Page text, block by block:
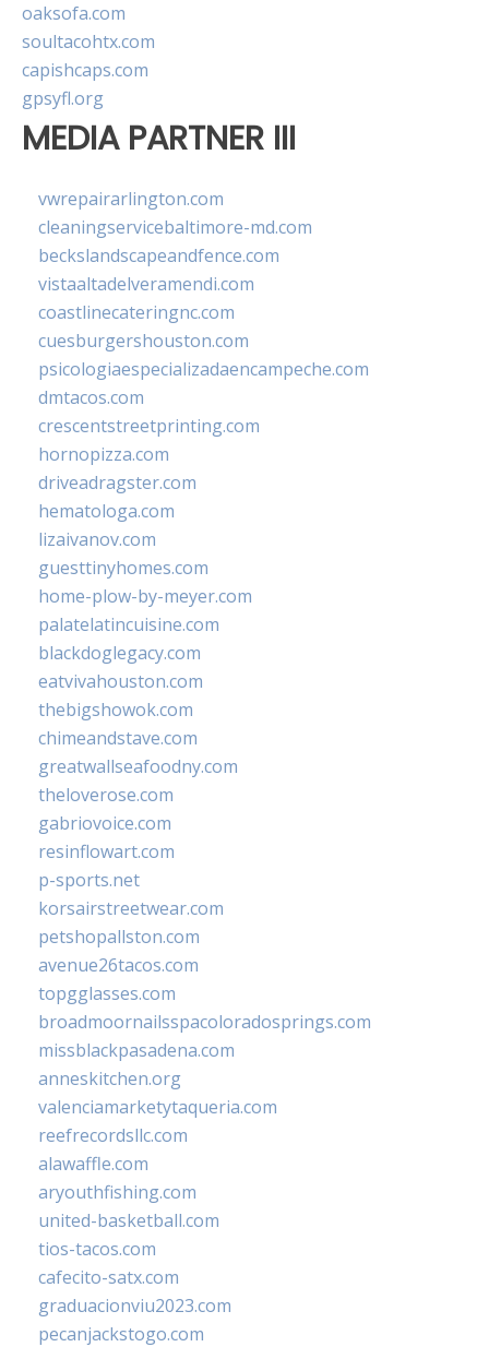
oaksofa.com
soultacohtx.com
capishcaps.com
gpsyfl.org
MEDIA PARTNER III
vwrepairarlington.com
cleaningservicebaltimore-md.com
beckslandscapeandfence.com
vistaaltadelveramendi.com
coastlinecateringnc.com
cuesburgershouston.com
psicologiaespecializadaencampeche.com
dmtacos.com
crescentstreetprinting.com
hornopizza.com
driveadragster.com
hematologa.com
lizaivanov.com
guesttinyhomes.com
home-plow-by-meyer.com
palatelatincuisine.com
blackdoglegacy.com
eatvivahouston.com
thebigshowok.com
chimeandstave.com
greatwallseafoodny.com
theloverose.com
gabriovoice.com
resinflowart.com
p-sports.net
korsairstreetwear.com
petshopallston.com
avenue26tacos.com
topgglasses.com
broadmoornailsspacoloradosprings.com
missblackpasadena.com
anneskitchen.org
valenciamarketytaqueria.com
reefrecordsllc.com
alawaffle.com
aryouthfishing.com
united-basketball.com
tios-tacos.com
cafecito-satx.com
graduacionviu2023.com
pecanjackstogo.com